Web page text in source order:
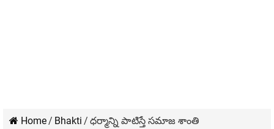
Home/ Bhakti / ధర్మాన్ని పాటిస్తే సమాజ శాంతి